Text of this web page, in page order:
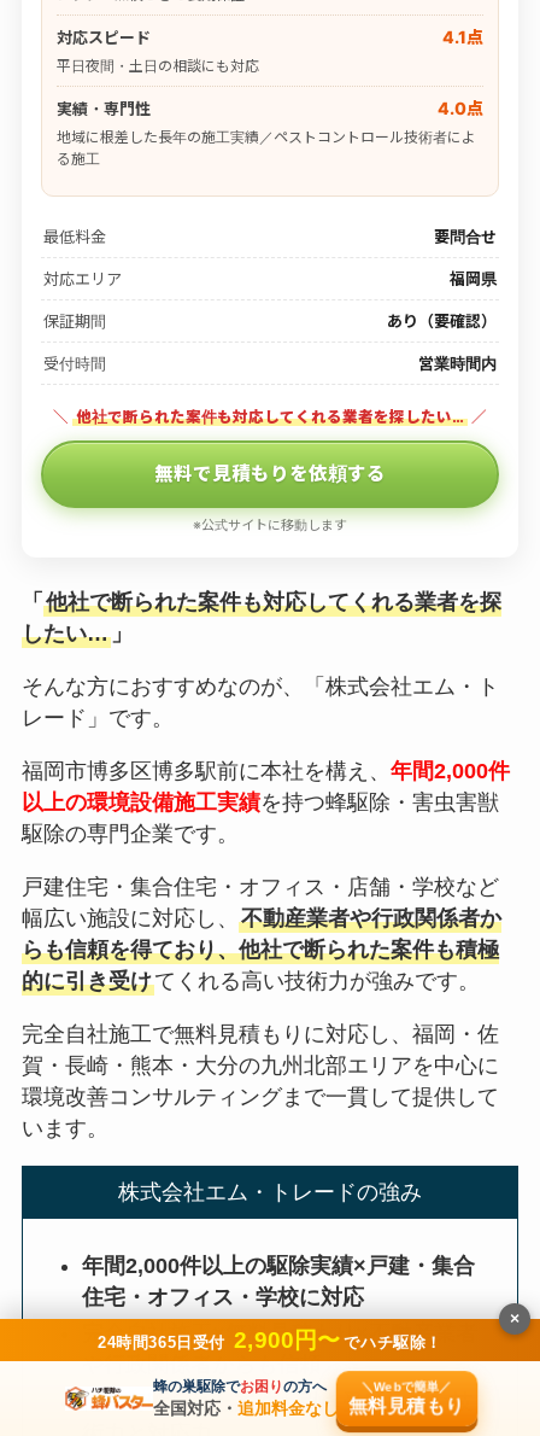
対応スピード 4.1点
平日夜間・土日の相談にも対応
実績・専門性 4.0点
地域に根差した長年の施工実績／ペストコントロール技術者によ
る施工
最低料金 要問合せ
対応エリア 福岡県
保証期間 あり（要確認）
受付時間 営業時間内
＼ 他社で断られた案件も対応してくれる業者を探したい… ／
無料で見積もりを依頼する
※公式サイトに移動します
「 他社で断られた案件も対応してくれる業者を探
したい…」
そんな方におすすめなのが、「株式会社エム・ト
レード」です。
福岡市博多区博多駅前に本社を構え、 年間2,000件
以上の環境設備施工実績を持つ蜂駆除・害虫害獣
駆除の専門企業です。
戸建住宅・集合住宅・オフィス・店舗・学校など
幅広い施設に対応し、 不動産業者や行政関係者か
らも信頼を得ており、他社で断られた案件も積極
的に引き受けてくれる高い技術力が強みです。
完全自社施工で無料見積もりに対応し、福岡・佐
賀・長崎・熊本・大分の九州北部エリアを中心に
環境改善コンサルティングまで一貫して提供して
います。
株式会社エム・トレードの強み
年間2,000件以上の駆除実績×戸建・集合
住宅・オフィス・学校に対応
完全自社施工×無料見積もり×不動産業者
や行政関係者からも信頼
他社で断られた案件も引き受ける高い技
24時間365日受付 2,900円〜 でハチ駆除！
蜂の巣駆除でお困りの方へ
全国対応・追加料金なし
＼Webで簡単／
無料見積もり
×